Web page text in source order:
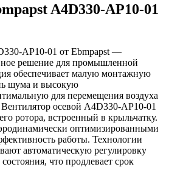
A4D330-AP10-01
AP10-01 от Ebmpapst —
решение для промышленной
обеспечивает малую монтажную
шума и высокую
для перемещения воздуха
осевой A4D330-AP10-01
ротора, встроенный в крыльчатку.
оптимизированными
работы. Технологии
автоматическую регулировку
что продлевает срок